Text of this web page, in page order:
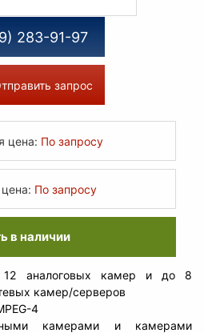
283-91-97
запрос
цена: По запросу
По запросу
в наличии
аналоговых камер и до 8
камер/серверов
4
камерами и камерами